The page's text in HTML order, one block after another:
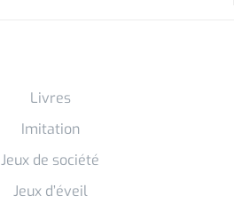
Livres
Imitation
Jeux de société
Jeux d’éveil